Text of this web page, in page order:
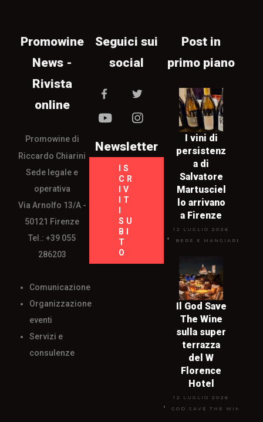
Promowine
News -
Rivista
online
Promowine di
Riccardo Chiarini
Sede legale e
operativa
Via Arnolfo 13/A -
50121 Firenze
Tel.: +39 055
286203
Comunicazione
Organizzazione
eventi
Servizi e
consulenze
Seguici sui
social
Newsletter
IS
CR
IV
IT
SU
BI
T
O
Post in
primo piano
I vini di
persistenz
a di
Salvatore
Martusciel
lo arrivano
a Firenze
12 LUGLIO 2026
BERE E MANGIARE
Il God Save
The Wine
sulla super
terrazza
del W
Florence
Hotel
12 LUGLIO 2026
GOD SAVE THE WINE